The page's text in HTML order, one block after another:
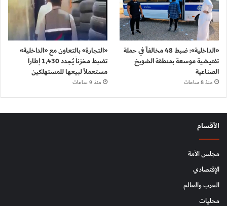
«الداخلية»: ضبط 48 مخالفاً في حملة
تفتيشية موسعة بمنطقة الشويخ
الصناعية
منذ 8 ساعات
«التجارة» بالتعاون مع «الداخلية»
تضبط مخزناً يُجدد 1,430 إطاراً
مستعملاً لبيعها للمستهلكين
منذ 9 ساعات
الأقسام
مجلس الأمة
الإقتصادي
العرب والعالم
محليات